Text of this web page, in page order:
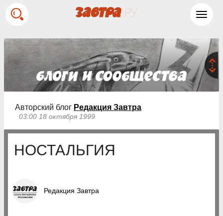
Авторский блог Редакция Завтра
03:00 18 октября 1999
НОСТАЛЬГИЯ
Редакция Завтра